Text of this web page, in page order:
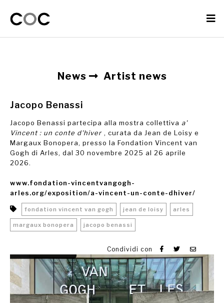
News Artist news
Jacopo Benassi
Jacopo Benassi partecipa alla mostra collettiva a'
Vincent : un conte d'hiver , curata da Jean de Loisy e
Margaux Bonopera, presso la Fondation Vincent van
Gogh di Arles, dal 30 novembre 2025 al 26 aprile
2026.
www.fondation-vincentvangogh-
arles.org/exposition/a-vincent-un-conte-dhiver/
fondation vincent van gogh jean de loisy arles
margaux bonopera jacopo benassi
Condividi con